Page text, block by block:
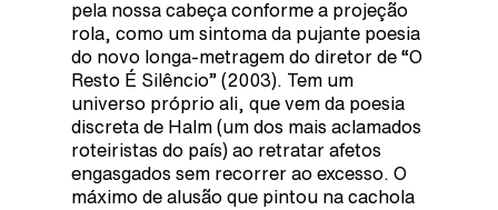
pela nossa cabeça conforme a projeção
rola, como um sintoma da pujante poesia
do novo longa-metragem do diretor de “O
Resto É Silêncio” (2003). Tem um
universo próprio ali, que vem da poesia
discreta de Halm (um dos mais aclamados
roteiristas do país) ao retratar afetos
engasgados sem recorrer ao excesso. O
máximo de alusão que pintou na cachola